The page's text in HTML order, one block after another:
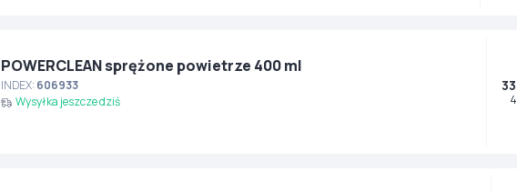
POWERCLEAN sprężone powietrze 400 ml
INDEX:606933
Wysyłka jeszcze dziś